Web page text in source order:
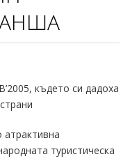
където си дадоха
атрактивна
туристическа